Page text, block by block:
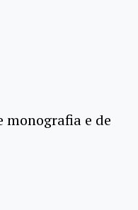
monografia e de